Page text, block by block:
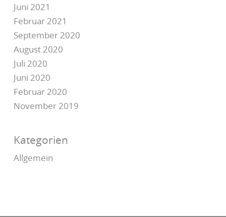
Juni 2021
Februar 2021
September 2020
August 2020
Juli 2020
Juni 2020
Februar 2020
November 2019
Kategorien
Allgemein